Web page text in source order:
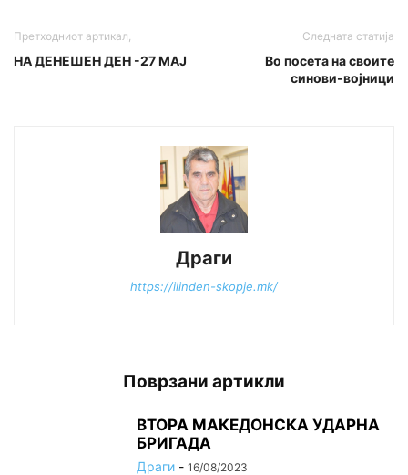
Претходниот артикал,
НА ДЕНЕШЕН ДЕН -27 МАЈ
Следната статија
Во посета на своите
синови-војници
Драги
https://ilinden-skopje.mk/
Поврзани артикли
ВТОРА МАКЕДОНСКА УДАРНА
БРИГАДА
Драги - 16/08/2023